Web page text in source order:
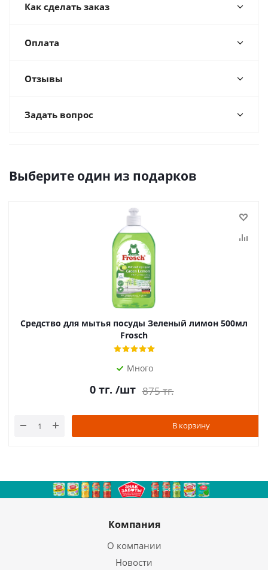
Как сделать заказ
Оплата
Отзывы
Задать вопрос
Выберите один из подарков
Средство для мытья посуды Зеленый лимон 500мл
Frosch
Много
0тг. /шт 875тг.
В корзину
Компания
О компании
Новости